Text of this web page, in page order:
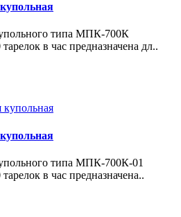
типа МПК-700К
в час предназначена дл..
типа МПК-700К-01
в час предназначена..